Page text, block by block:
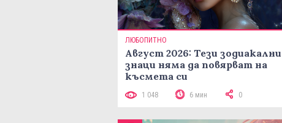
ЛЮБОПИТНО
Август 2026: Тези зодиакални
знаци няма да повярват на
късмета си
1 048 6 мин 0